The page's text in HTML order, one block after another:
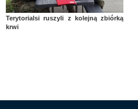
Terytorialsi ruszyli z kolejną zbiórką
krwi